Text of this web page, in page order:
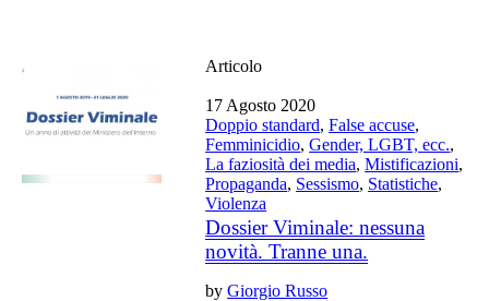
Articolo
17 Agosto 2020
Doppio standard,False accuse,
Femminicidio,Gender, LGBT, ecc.,
La faziosità dei media,Mistificazioni,
Propaganda, Sessismo, Statistiche,
Violenza
Dossier Viminale: nessuna
novità. Tranne una.
byGiorgio Russo